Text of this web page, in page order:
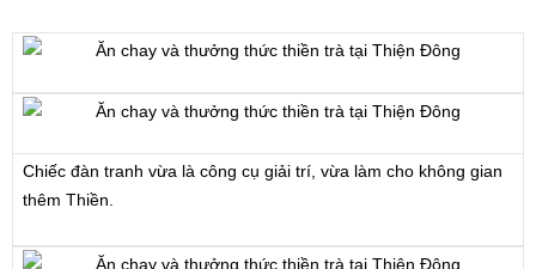
Chiếc đàn tranh vừa là công cụ giải trí, vừa làm cho không gian
thêm Thiền.